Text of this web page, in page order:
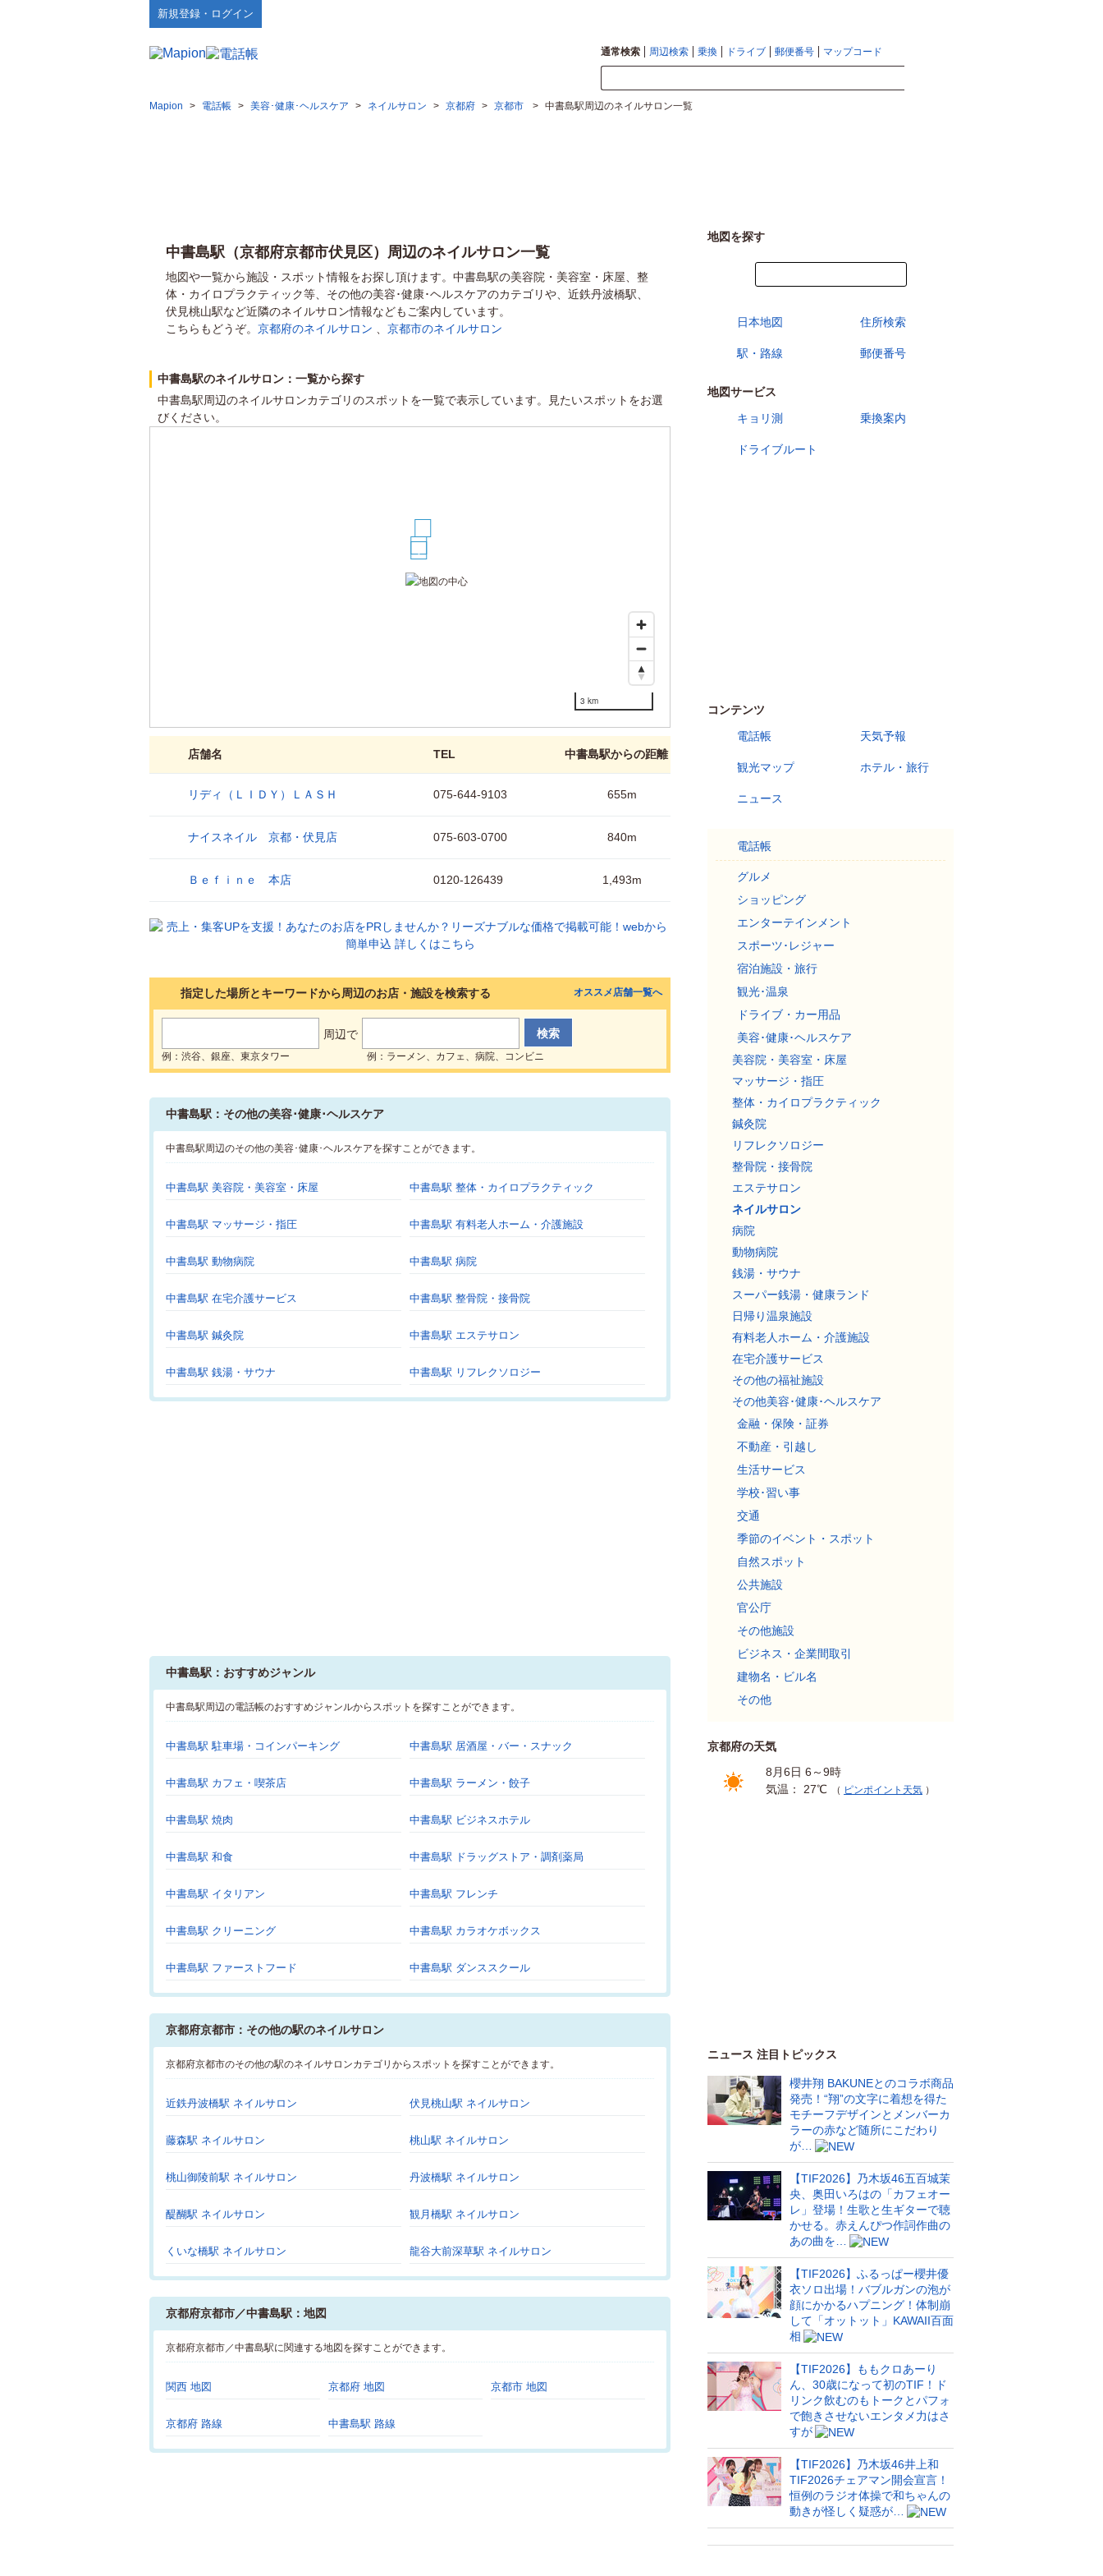
新規登録・ログイン
通常検索 周辺検索 乗換 ドライブ 郵便番号 マップコード
Mapion > 電話帳 > 美容･健康･ヘルスケア > ネイルサロン > 京都府 > 京都市 > 中書島駅周辺のネイルサロン一覧
中書島駅（京都府京都市伏見区）周辺のネイルサロン一覧
地図や一覧から施設・スポット情報をお探し頂けます。中書島駅の美容院・美容室・床屋、整
体・カイロプラクティック等、その他の美容･健康･ヘルスケアのカテゴリや、近鉄丹波橋駅、
伏見桃山駅など近隣のネイルサロン情報などもご案内しています。
こちらもどうぞ。 京都府のネイルサロン 京都市のネイルサロン
中書島駅のネイルサロン：一覧から探す
中書島駅周辺のネイルサロンカテゴリのスポットを一覧で表示しています。見たいスポットをお選
びください。
1
2
3 km
店舗名 TEL 中書島駅からの距離
リディ（ＬＩＤＹ）ＬＡＳＨ 075-644-9103 655m
ナイスネイル 京都・伏見店 075-603-0700 840m
Ｂｅｆｉｎｅ 本店 0120-126439 1,493m
指定した場所とキーワードから周辺のお店・施設を検索する
周辺で
例：渋谷、銀座、東京タワー 例：ラーメン、カフェ、病院、コンビニ
オススメ店舗一覧へ
中書島駅：その他の美容･健康･ヘルスケア
中書島駅周辺のその他の美容･健康･ヘルスケアを探すことができます。
中書島駅 美容院・美容室・床屋 中書島駅 整体・カイロプラクティック
中書島駅 マッサージ・指圧 中書島駅 有料老人ホーム・介護施設
中書島駅 動物病院 中書島駅 病院
中書島駅 在宅介護サービス 中書島駅 整骨院・接骨院
中書島駅 鍼灸院 中書島駅 エステサロン
中書島駅 銭湯・サウナ 中書島駅 リフレクソロジー
中書島駅：おすすめジャンル
中書島駅周辺の電話帳のおすすめジャンルからスポットを探すことができます。
中書島駅 駐車場・コインパーキング 中書島駅 居酒屋・バー・スナック
中書島駅 カフェ・喫茶店 中書島駅 ラーメン・餃子
中書島駅 焼肉 中書島駅 ビジネスホテル
中書島駅 和食 中書島駅 ドラッグストア・調剤薬局
中書島駅 イタリアン 中書島駅 フレンチ
中書島駅 クリーニング 中書島駅 カラオケボックス
中書島駅 ファーストフード 中書島駅 ダンススクール
京都府京都市：その他の駅のネイルサロン
京都府京都市のその他の駅のネイルサロンカテゴリからスポットを探すことができます。
近鉄丹波橋駅 ネイルサロン 伏見桃山駅 ネイルサロン
藤森駅 ネイルサロン 桃山駅 ネイルサロン
桃山御陵前駅 ネイルサロン 丹波橋駅 ネイルサロン
醍醐駅 ネイルサロン 観月橋駅 ネイルサロン
くいな橋駅 ネイルサロン 龍谷大前深草駅 ネイルサロン
京都府京都市／中書島駅：地図
京都府京都市／中書島駅に関連する地図を探すことができます。
関西 地図 京都府 地図 京都市 地図
京都府 路線 中書島駅 路線
地図を探す
日本地図 住所検索
駅・路線 郵便番号
地図サービス
キョリ測
乗換案内
ドライブルート
コンテンツ
電話帳
天気予報
観光マップ ホテル・旅行
ニュース
電話帳
グルメ
ショッピング
エンターテインメント
スポーツ･レジャー
宿泊施設・旅行
観光･温泉
ドライブ・カー用品
美容･健康･ヘルスケア
美容院・美容室・床屋
マッサージ・指圧
整体・カイロプラクティック
鍼灸院
リフレクソロジー
整骨院・接骨院
エステサロン
ネイルサロン
病院
動物病院
銭湯・サウナ
スーパー銭湯・健康ランド
日帰り温泉施設
有料老人ホーム・介護施設
在宅介護サービス
その他の福祉施設
その他美容･健康･ヘルスケア
金融・保険・証券
不動産・引越し
生活サービス
学校･習い事
交通
季節のイベント・スポット
自然スポット
公共施設
官公庁
その他施設
ビジネス・企業間取引
建物名・ビル名
その他
京都府の天気
8月6日 6～9時
気温： 27℃
（ ピンポイント天気 ）
ニュース 注目トピックス
櫻井翔 BAKUNEとのコラボ商品
発売！“翔”の文字に着想を得た
モチーフデザインとメンバーカ
ラーの赤など随所にこだわり
が…
【TIF2026】乃木坂46五百城茉
央、奥田いろはの「カフェオー
レ」登場！生歌と生ギターで聴
かせる。赤えんぴつ作詞作曲の
あの曲を…
【TIF2026】ふるっぱー櫻井優
衣ソロ出場！バブルガンの泡が
顔にかかるハプニング！体制崩
して「オットット」KAWAII百面
相
【TIF2026】ももクロあーり
ん、30歳になって初のTIF！ド
リンク飲むのもトークとパフォ
で飽きさせないエンタメ力はさ
すが
【TIF2026】乃木坂46井上和
TIF2026チェアマン開会宣言！
恒例のラジオ体操で和ちゃんの
動きが怪しく疑惑が…